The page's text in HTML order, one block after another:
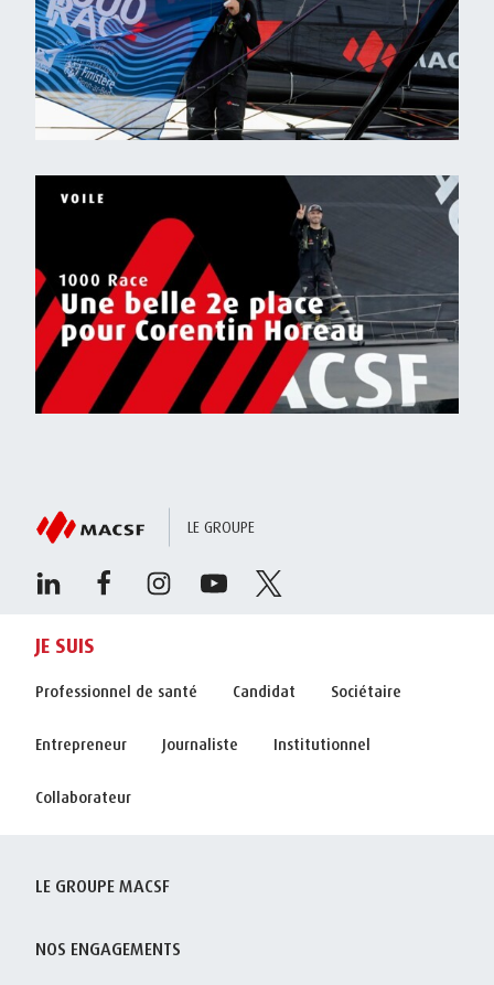
LE GROUPE
JE SUIS
Professionnel de santé Candidat Sociétaire
Entrepreneur Journaliste Institutionnel
Collaborateur
LE GROUPE MACSF
NOS ENGAGEMENTS